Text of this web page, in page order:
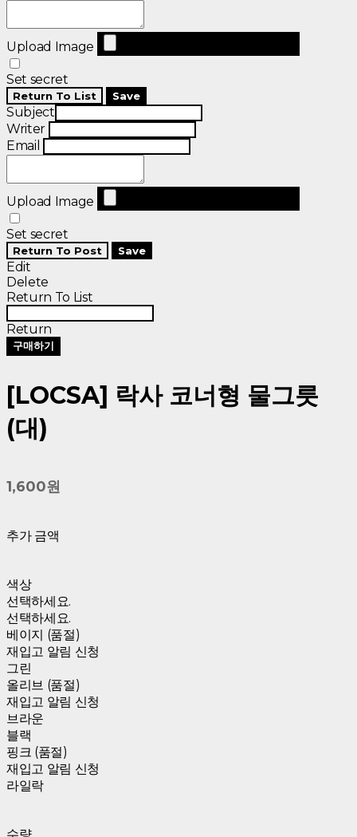
Upload Image
Set secret
Return To List Save
Subject
Writer
Email
Upload Image
Set secret
Return To Post Save
Edit
Delete
Return To List
Return
구매하기
[LOCSA] 락사 코너형 물그릇
(대)
1,600원
추가 금액
색상
선택하세요.
선택하세요.
베이지 (품절)
재입고 알림 신청
그린
올리브 (품절)
재입고 알림 신청
브라운
블랙
핑크 (품절)
재입고 알림 신청
라일락
수량